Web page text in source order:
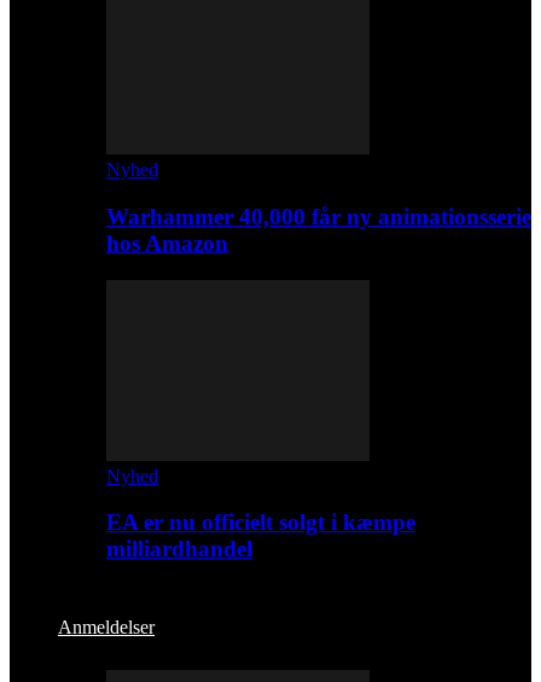
Nyhed
Warhammer 40,000 får ny animationsserie
hos Amazon
Nyhed
EA er nu officielt solgt i kæmpe
milliardhandel
Anmeldelser